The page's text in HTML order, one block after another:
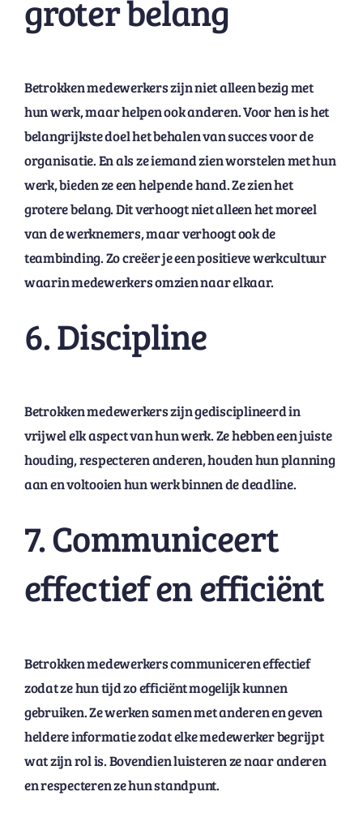
groter belang
Betrokken medewerkers zijn niet alleen bezig met
hun werk, maar helpen ook anderen. Voor hen is het
belangrijkste doel het behalen van succes voor de
organisatie. En als ze iemand zien worstelen met hun
werk, bieden ze een helpende hand. Ze zien het
grotere belang. Dit verhoogt niet alleen het moreel
van de werknemers, maar verhoogt ook de
teambinding. Zo creëer je een positieve werkcultuur
waarin medewerkers omzien naar elkaar.
6. Discipline
Betrokken medewerkers zijn gedisciplineerd in
vrijwel elk aspect van hun werk. Ze hebben een juiste
houding, respecteren anderen, houden hun planning
aan en voltooien hun werk binnen de deadline.
7. Communiceert
effectief en efficiënt
Betrokken medewerkers communiceren effectief
zodat ze hun tijd zo efficiënt mogelijk kunnen
gebruiken. Ze werken samen met anderen en geven
heldere informatie zodat elke medewerker begrijpt
wat zijn rol is. Bovendien luisteren ze naar anderen
en respecteren ze hun standpunt.